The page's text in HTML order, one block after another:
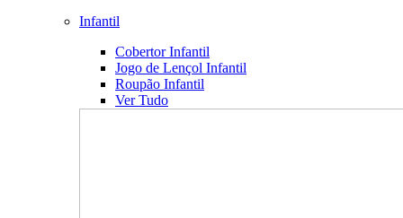
Infantil
Cobertor Infantil
Jogo de Lençol Infantil
Roupão Infantil
Ver Tudo